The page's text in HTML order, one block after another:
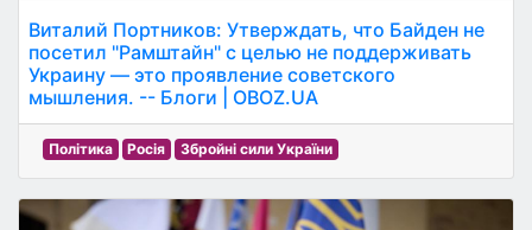
Виталий Портников: Утверждать, что Байден не
посетил "Рамштайн" с целью не поддерживать
Украину — это проявление советского
мышления. -- Блоги | OBOZ.UA
Політика Росія Збройні сили України